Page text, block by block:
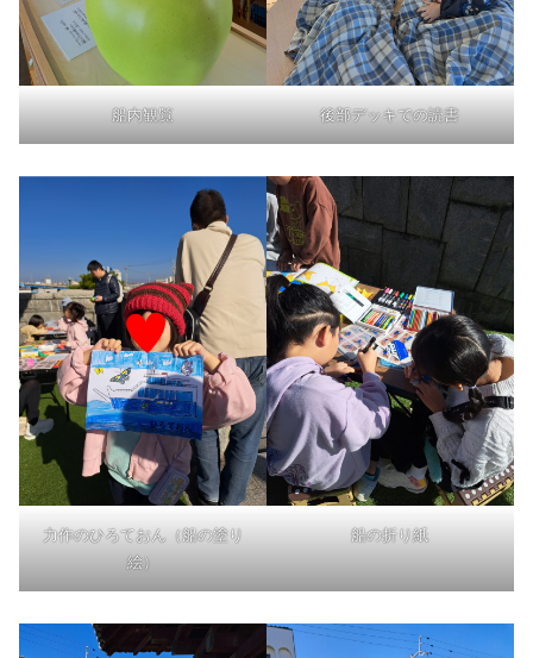
船内観覧 後部デッキでの読書
力作のひろておん（船の塗り
絵）
船の折り紙